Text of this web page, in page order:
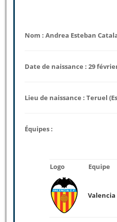
Nom : Andrea Esteban
Date de naissance : 29
Lieu de naissance : Teruel
Équipes :
Logo Equipe
Valencia